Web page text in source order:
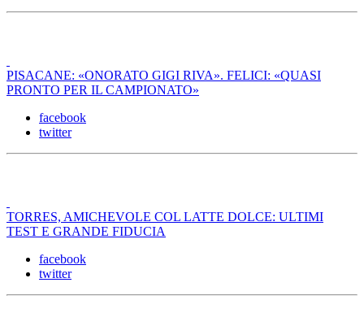
PISACANE: «ONORATO GIGI RIVA». FELICI: «QUASI
PRONTO PER IL CAMPIONATO»
facebook
twitter
TORRES, AMICHEVOLE COL LATTE DOLCE: ULTIMI
TEST E GRANDE FIDUCIA
facebook
twitter